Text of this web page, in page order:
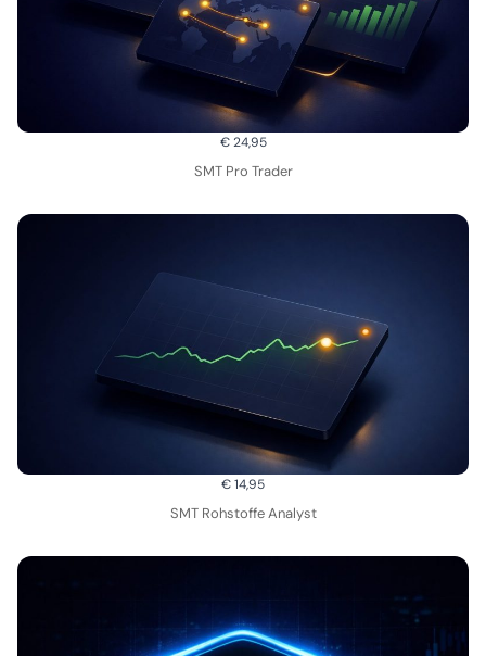
€ 24,95
SMT Pro Trader
€ 14,95
SMT Rohstoffe Analyst